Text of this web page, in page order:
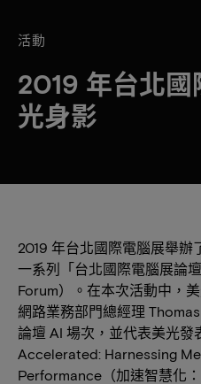
活動
2019 年台北
光身影
2019 年台北國際電腦展舉辦
一系列「台北國際電腦展論
Forum）。在本次活動中，
網路業務部門總經理
論壇 AI 場次，並代表美光
Accelerated: Harnessing
Performance（加速智慧化